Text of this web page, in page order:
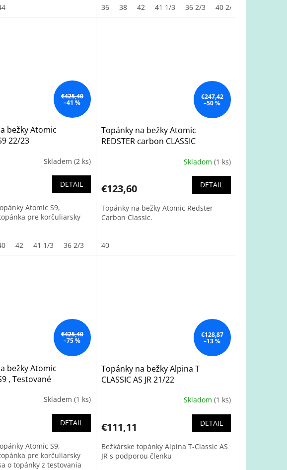
36 38 42 41 1/3 36 2/3 40 2/3
€425,40
–41 %
bežky Atomic
22/23
Skladem (2 ks)
DETAIL
Atomic S9,
pre korčuliarsky
42 41 1/3 36 2/3 38 2/3
€247,42
–50 %
Topánky na bežky Atomic
REDSTER carbon CLASSIC
Skladom (1 ks)
€123,60 DETAIL
Topánky na bežky Atomic Redster
Carbon Classic.
40
€425,40
–75 %
bežky Atomic
, Testované
Skladem (1 ks)
DETAIL
Atomic S9,
pre korčuliarsky
o topánky z testovania
€128,87
–13 %
Topánky na bežky Alpina T
CLASSIC AS JR 21/22
Skladom (1 ks)
€111,11 DETAIL
Bežkárske topánky Alpina T-Classic AS
JR s podporou členku